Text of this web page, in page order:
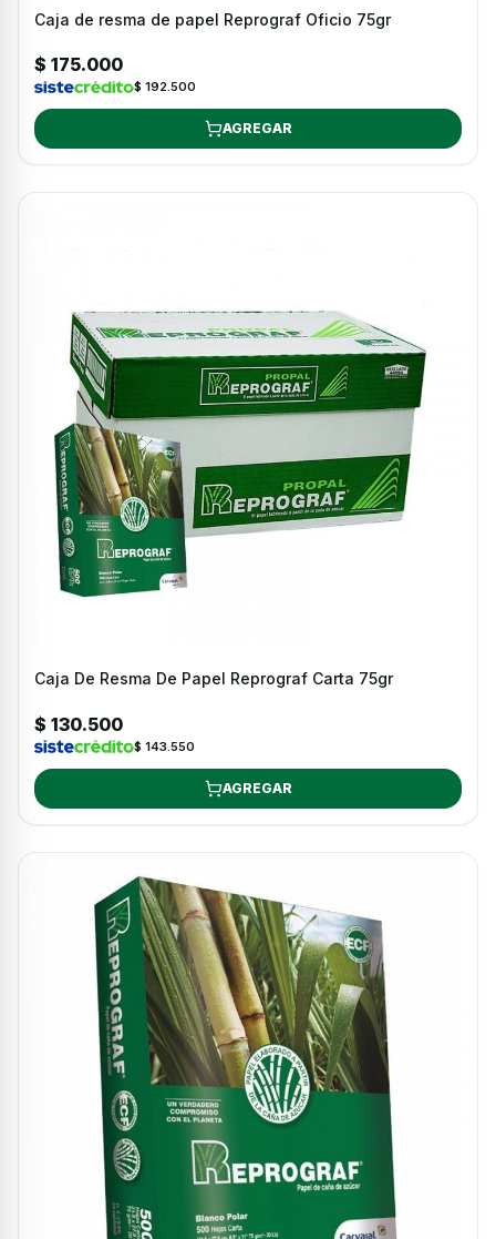
Caja de resma de papel Reprograf Oficio 75gr
$ 175.000
$ 192.500
AGREGAR
Caja De Resma De Papel Reprograf Carta 75gr
$ 130.500
$ 143.550
AGREGAR